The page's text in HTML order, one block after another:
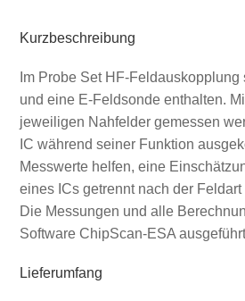
Kurzbeschreibung
Im Probe Set HF-
und eine E-Feldsonde enthalten.
jeweiligen Nahfelder gemessen
IC während seiner Funktion
Messwerte helfen, eine
eines ICs getrennt nach der
Die Messungen und alle
Software ChipScan-ESA
Lieferumfang